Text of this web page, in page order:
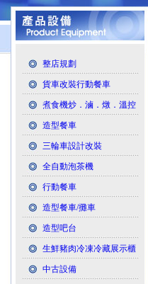
整店規劃
貨車改裝行動餐車
煮食機炒．滷．燉．溫控
造型餐車
三輪車設計改裝
全自動泡茶機
行動餐車
造型餐車/攤車
造型吧台
生鮮豬肉冷凍冷藏展示櫃
中古設備